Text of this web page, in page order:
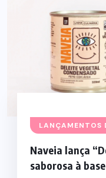
LANÇAMENTOS
Naveia lança
saborosa à